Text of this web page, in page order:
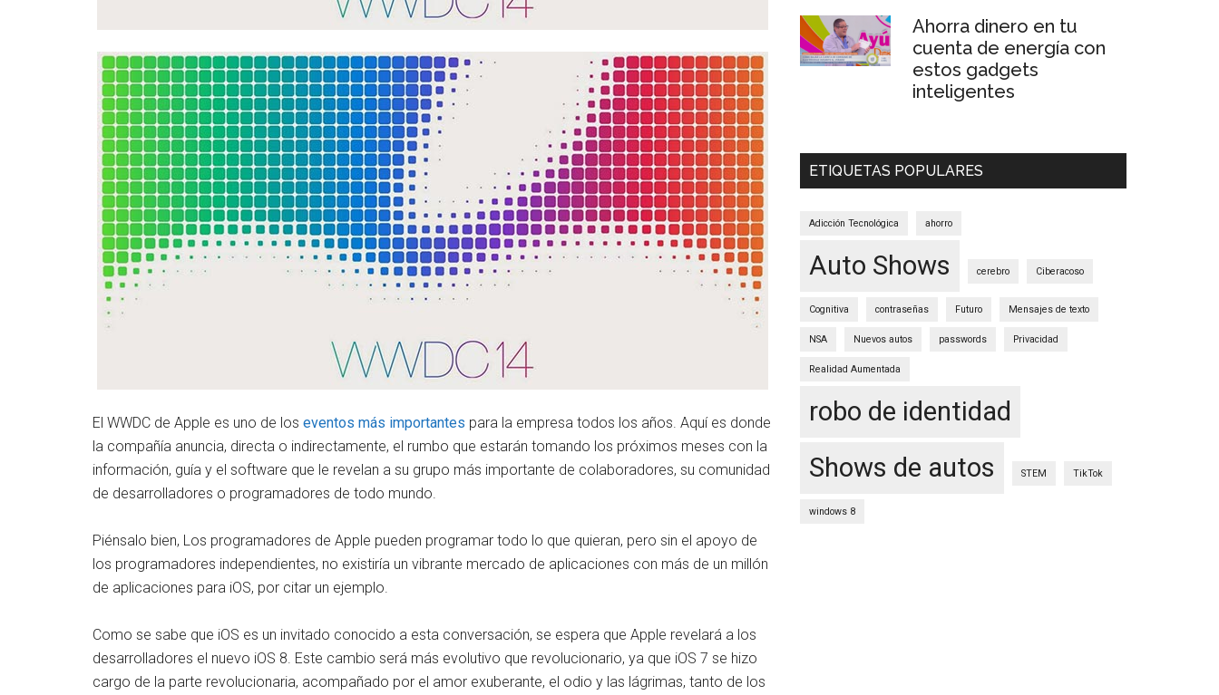
El WWDC de Apple es uno de los eventos más importantes para la empresa todos los años. Aquí es donde
la compañía anuncia, directa o indirectamente, el rumbo que estarán tomando los próximos meses con la
información, guía y el software que le revelan a su grupo más importante de colaboradores, su comunidad
de desarrolladores o programadores de todo mundo.
Piénsalo bien, Los programadores de Apple pueden programar todo lo que quieran, pero sin el apoyo de
los programadores independientes, no existiría un vibrante mercado de aplicaciones con más de un millón
de aplicaciones para iOS, por citar un ejemplo.
Como se sabe que iOS es un invitado conocido a esta conversación, se espera que Apple revelará a los
desarrolladores el nuevo iOS 8. Este cambio será más evolutivo que revolucionario, ya que iOS 7 se hizo
cargo de la parte revolucionaria, acompañado por el amor exuberante, el odio y las lágrimas, tanto de los
Ahorra dinero en tu
cuenta de energía con
estos gadgets
inteligentes
ETIQUETAS POPULARES
Adicción Tecnológica ahorro
Auto Shows cerebro Ciberacoso
Cognitiva contraseñas Futuro Mensajes de texto
NSA Nuevos autos passwords Privacidad
Realidad Aumentada
robo de identidad
Shows de autos
STEM TikTok
windows 8